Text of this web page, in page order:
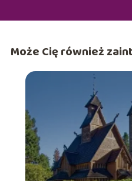
Może Cię również